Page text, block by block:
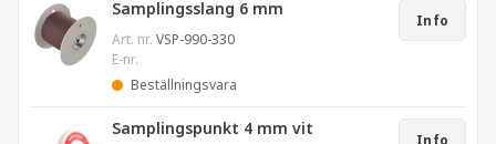
Samplingsslang 6 mm
Art. nr. VSP-990-330
E-nr.
Beställningsvara
Info
Samplingspunkt 4 mm vit